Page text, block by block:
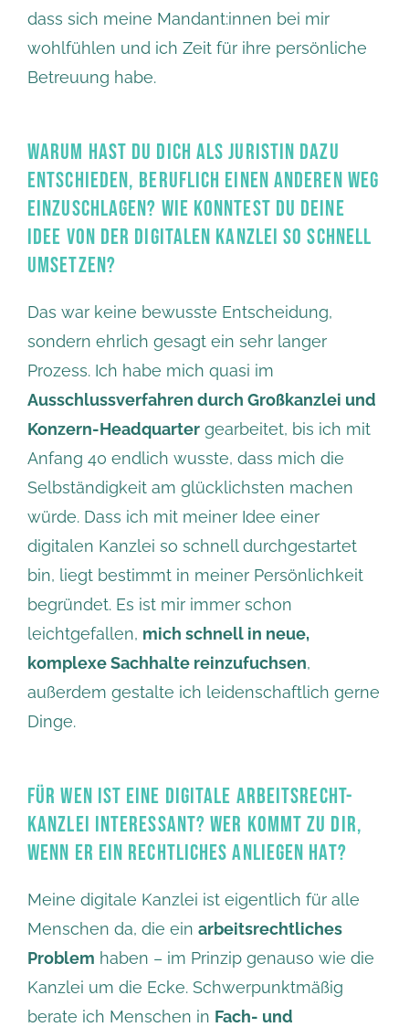
dass sich meine Mandant:innen bei mir
wohlfühlen und ich Zeit für ihre persönliche
Betreuung habe.
WARUM HAST DU DICH ALS JURISTIN DAZU
ENTSCHIEDEN, BERUFLICH EINEN ANDEREN WEG
EINZUSCHLAGEN? WIE KONNTEST DU DEINE
IDEE VON DER DIGITALEN KANZLEI SO SCHNELL
UMSETZEN?
Das war keine bewusste Entscheidung,
sondern ehrlich gesagt ein sehr langer
Prozess. Ich habe mich quasi im
Ausschlussverfahren durch Großkanzlei und
Konzern-Headquarter gearbeitet, bis ich mit
Anfang 40 endlich wusste, dass mich die
Selbständigkeit am glücklichsten machen
würde. Dass ich mit meiner Idee einer
digitalen Kanzlei so schnell durchgestartet
bin, liegt bestimmt in meiner Persönlichkeit
begründet. Es ist mir immer schon
leichtgefallen, mich schnell in neue,
komplexe Sachhalte reinzufuchsen,
außerdem gestalte ich leidenschaftlich gerne
Dinge.
FÜR WEN IST EINE DIGITALE ARBEITSRECHT-
KANZLEI INTERESSANT? WER KOMMT ZU DIR,
WENN ER EIN RECHTLICHES ANLIEGEN HAT?
Meine digitale Kanzlei ist eigentlich für alle
Menschen da, die ein arbeitsrechtliches
Problem haben – im Prinzip genauso wie die
Kanzlei um die Ecke. Schwerpunktmäßig
berate ich Menschen in Fach- und